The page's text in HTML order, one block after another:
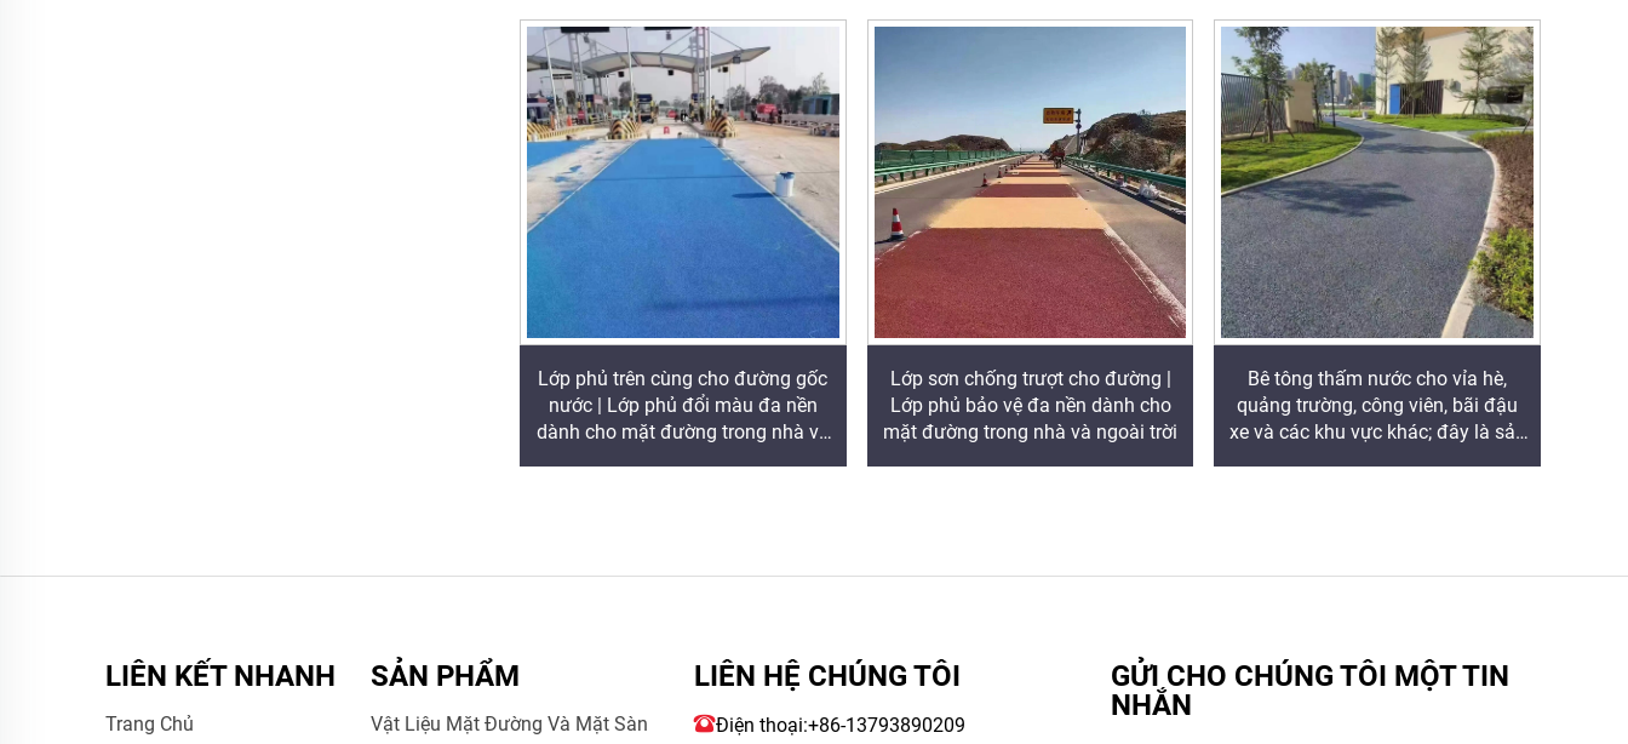
tạo silicone PU, PMA, EPDM, nền
epoxy gốc nước/gốc dầu, đá cẩm
thạch, gạch lát, bê tông thoát nước,
ứng dụng cho phương tiện giao
thông, v.v.
Lớp phủ trên cùng cho đường gốc
nước | Lớp phủ đổi màu đa nền
dành cho mặt đường trong nhà và
Lớp sơn chống trượt cho đường |
Lớp phủ bảo vệ đa nền dành cho
mặt đường trong nhà và ngoài trời
Bê tông thấm nước cho vỉa hè,
quảng trường, công viên, bãi đậu
xe và các khu vực khác; đây là sản
LIÊN KẾT NHANH
Trang Chủ
SẢN PHẨM
Vật Liệu Mặt Đường Và Mặt Sàn
LIÊN HỆ CHÚNG TÔI
Điện thoại:+86-13793890209
GỬI CHO CHÚNG TÔI MỘT TIN
NHẮN